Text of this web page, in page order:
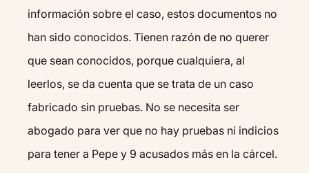
información sobre el caso, estos documentos no
han sido conocidos. Tienen razón de no querer
que sean conocidos, porque cualquiera, al
leerlos, se da cuenta que se trata de un caso
fabricado sin pruebas. No se necesita ser
abogado para ver que no hay pruebas ni indicios
para tener a Pepe y 9 acusados más en la cárcel.